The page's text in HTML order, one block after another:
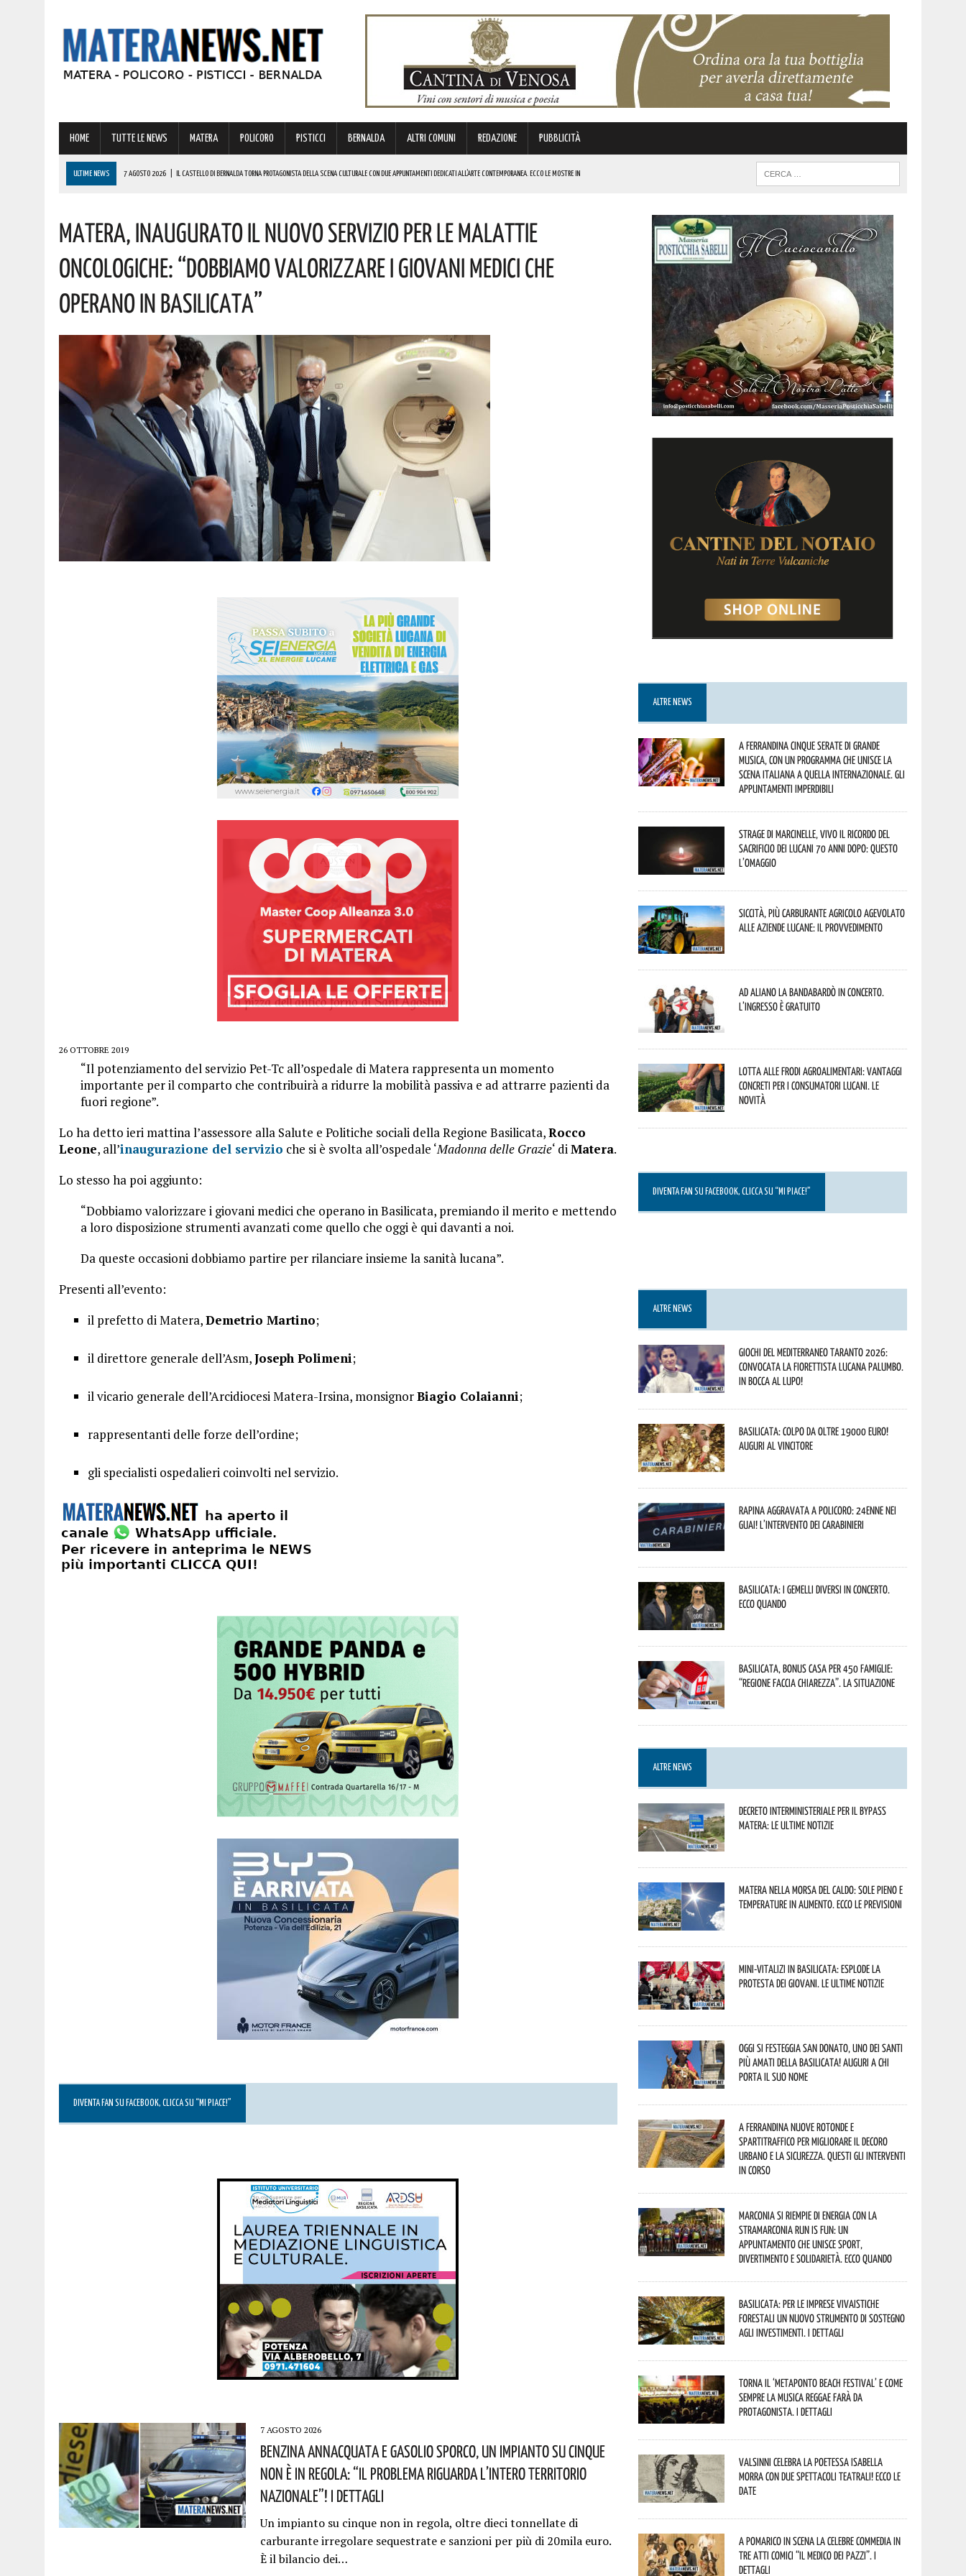
HOME TUTTE LE NEWS MATERA POLICORO PISTICCI BERNALDA ALTRI COMUNI REDAZIONE PUBBLICITÀ
ULTIME NEWS 7 AGOSTO 2026 IL CASTELLO DI BERNALDA TORNA PROTAGONISTA DELLA SCENA CULTURALE CON DUE APPUNTAMENTI DEDICATI ALL’ARTE CONTEMPORANEA. ECCO LE MOSTRE IN
7 AGOSTO 2026 A GRASSANO FERVONO I PREPARATIVI PER LA RIEVOCAZIONE STORICA “I CAVALIERI DI MALTA”. ECCO IL PROGRAMMA
7 AGOSTO 2026 BERNALDA: IL SUGGESTIVO SCENARIO DELLE TAVOLE PALATINE FARÀ DA CORNICE ALLO SPETTACOLO DI ROSMY, UN EMOZIONANTE VIAGGIO TRA MUSICA E PAROLE. I DETTAGLI
7 AGOSTO 2026 | BENZINA ANNACQUATA E GASOLIO SPORCO, UN IMPIANTO SU CINQUE NON È IN REGOLA: “IL PROBLEMA RIGUARDA L’INTERO TERRITORIO NAZIONALE”! I DETTAGLI
Matera, Inaugurato Il Nuovo Servizio Per Le Malattie
Oncologiche: “Dobbiamo Valorizzare I Giovani Medici Che
Operano In Basilicata”
26 OTTOBRE 2019
“Il potenziamento del servizio Pet-Tc all’ospedale di Matera rappresenta un momento
importante per il comparto che contribuirà a ridurre la mobilità passiva e ad attrarre pazienti da
fuori regione”.
Lo ha detto ieri mattina l’assessore alla Salute e Politiche sociali della Regione Basilicata,Rocco
Leone, all’inaugurazione del servizio che si è svolta all’ospedale ‘Madonna delle Grazie‘ diMatera.
Lo stesso ha poi aggiunto:
“Dobbiamo valorizzare i giovani medici che operano in Basilicata, premiando il merito e mettendo
a loro disposizione strumenti avanzati come quello che oggi è qui davanti a noi.
Da queste occasioni dobbiamo partire per rilanciare insieme la sanità lucana”.
Presenti all’evento:
il prefetto di Matera,Demetrio Martino;
il direttore generale dell’Asm,Joseph Polimeni;
il vicario generale dell’Arcidiocesi Matera-Irsina, monsignorBiagio Colaianni;
rappresentanti delle forze dell’ordine;
gli specialisti ospedalieri coinvolti nel servizio.
DIVENTA FAN SU FACEBOOK, CLICCA SU “MI PIACE!”
7 AGOSTO 2026
Benzina Annacquata E Gasolio Sporco, Un Impianto Su Cinque
Non È In Regola: “il Problema Riguarda L’intero Territorio
Nazionale”! I Dettagli
Un impianto su cinque non in regola, oltre dieci tonnellate di
carburante irregolare sequestrate e sanzioni per più di 20mila euro.
È il bilancio dei…
ALTRE NEWS
A Ferrandina cinque serate di grande
musica, con un programma che unisce la
scena italiana a quella internazionale. Gli
appuntamenti imperdibili
Strage di Marcinelle, vivo il ricordo del
sacrificio dei lucani 70 anni dopo: questo
l’omaggio
Siccità, più carburante agricolo agevolato
alle aziende lucane: il provvedimento
Ad Aliano la Bandabardò in concerto.
L’ingresso è gratuito
Lotta alle frodi agroalimentari: vantaggi
concreti per i consumatori lucani. Le
novità
DIVENTA FAN SU FACEBOOK, CLICCA SU “MI PIACE!”
ALTRE NEWS
Giochi del Mediterraneo Taranto 2026:
convocata la fiorettista lucana Palumbo.
In bocca al lupo!
Basilicata: colpo da oltre 19000 Euro!
Auguri al vincitore
Rapina aggravata a Policoro: 24enne nei
guai! L’intervento dei Carabinieri
Basilicata: i Gemelli DiVersi in concerto.
Ecco quando
Basilicata, Bonus casa per 450 famiglie:
“Regione faccia chiarezza”. La situazione
ALTRE NEWS
Decreto interministeriale per il Bypass
Matera: le ultime notizie
Matera nella morsa del caldo: sole pieno e
temperature in aumento. Ecco le previsioni
Mini-vitalizi in Basilicata: esplode la
protesta dei giovani. Le ultime notizie
Oggi si festeggia San Donato, uno dei Santi
più amati della Basilicata! Auguri a chi
porta il suo nome
A Ferrandina nuove rotonde e
spartitraffico per migliorare il decoro
urbano e la sicurezza. Questi gli interventi
in corso
Marconia si riempie di energia con la
StraMarconia Run is Fun: un
appuntamento che unisce sport,
divertimento e solidarietà. Ecco quando
Basilicata: per le imprese vivaistiche
forestali un nuovo strumento di sostegno
agli investimenti. I dettagli
Torna il ‘Metaponto beach festival’ e come
sempre la musica reggae farà da
protagonista. I dettagli
Valsinni celebra la poetessa Isabella
Morra con due spettacoli teatrali! Ecco le
date
A Pomarico in scena la celebre commedia in
tre atti comici “Il medico dei pazzi”. I
dettagli